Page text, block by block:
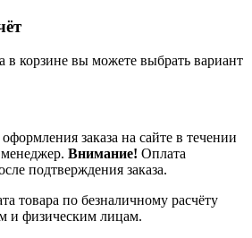
в корзине вы можете выбрать вариант
заказа на сайте в течении
менеджер. Внимание! Оплата
подтверждения заказа.
товара по безналичному расчёту
и физическим лицам.